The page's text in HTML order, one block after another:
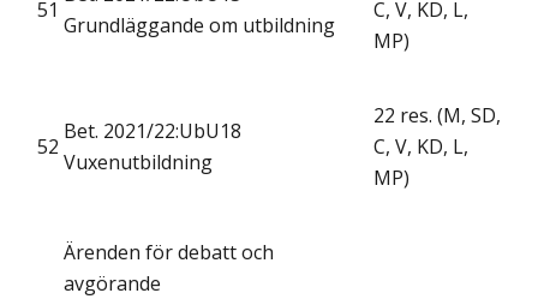
51
Grundläggande om utbildning
C, V, KD, L,
MP)
52
Bet. 2021/22:UbU18
Vuxenutbildning
22 res. (M, SD,
C, V, KD, L,
MP)
Ärenden för debatt och
avgörande